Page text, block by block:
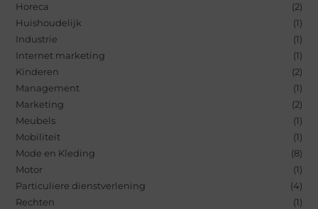
Horeca
(2)
Huishoudelijk
(1)
Industrie
(1)
Internet marketing
(1)
Kinderen
(2)
Management
(1)
Marketing
(2)
Meubels
(1)
Mobiliteit
(1)
Mode en Kleding
(8)
Motor
(1)
Particuliere dienstverlening
(4)
Rechten
(1)